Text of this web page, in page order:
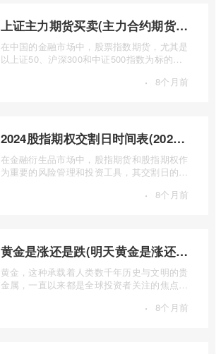
上证主力期货买卖(主力合约期货市场大盘)
在中国的金融市场中，股票指数期货，尤其是
以上证50、沪深300和中证500指数为标的的
· 8个月前
2024股指期权交割日时间表(2024股指期货交割日)
在金融衍生品市场中，股指期货和股指期权作
为重要的风险管理和投资工具，其交割日的设
· 8个月前
黄金是涨还是跌(明天黄金是涨还是跌)
黄金，这种承载着人类数千年历史与文明的贵
金属，一直以来都是全球投资者关注的焦点。
· 8个月前